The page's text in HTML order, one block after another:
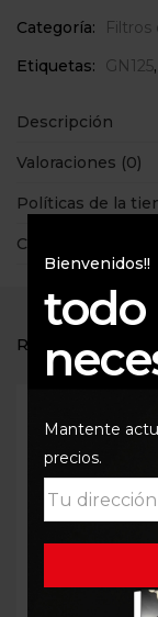
Categoría:
Filtros
Etiquetas:
GN125,
Descripción
Valoraciones (0)
Políticas de la
Consultas
RELATED
Out Of
Bienvenidos!!
todo
Mantente
precios.